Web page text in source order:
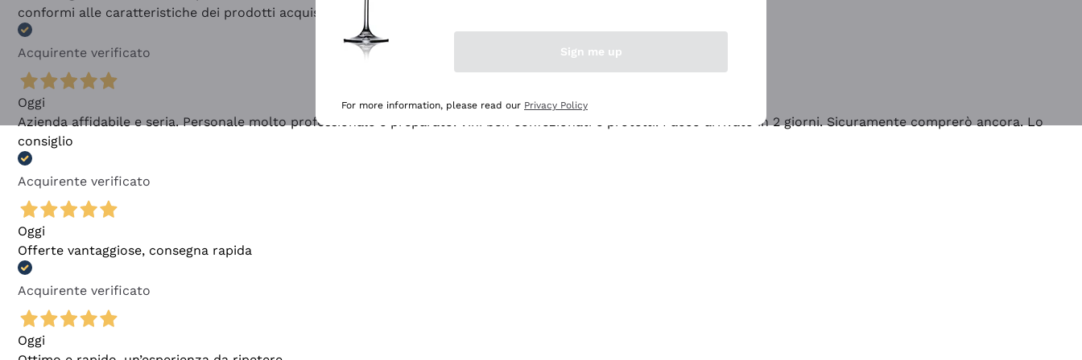
conformi alle caratteristiche dei prodotti acquistati
Acquirente verificato
Oggi
Azienda affidabile e seria. Personale molto professionale e preparato. Vini ben confezionati e protetti. Pacco arrivato in 2 giorni. Sicuramente comprerò ancora. Lo
consiglio
Acquirente verificato
Oggi
Offerte vantaggiose, consegna rapida
Acquirente verificato
Oggi
Sign me up
For more information, please read our Privacy Policy